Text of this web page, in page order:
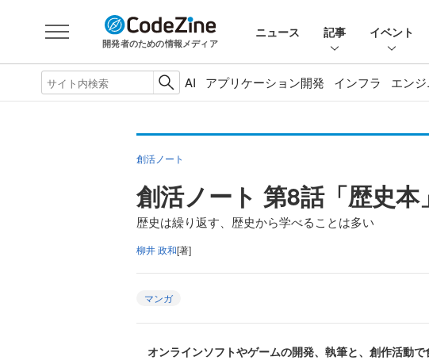
開発者のための情報メディア
ニュース 記事 イベント
AI アプリケーション開発 インフラ エン
創活ノート
創活ノート 第8話「歴史本
歴史は繰り返す、歴史から学べることは多い
柳井 政和[著]
マンガ
オンラインソフトやゲームの開発、執筆と、創作活動